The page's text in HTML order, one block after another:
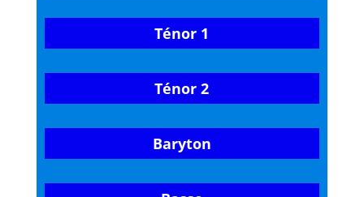
Ténor 1
Ténor 2
Baryton